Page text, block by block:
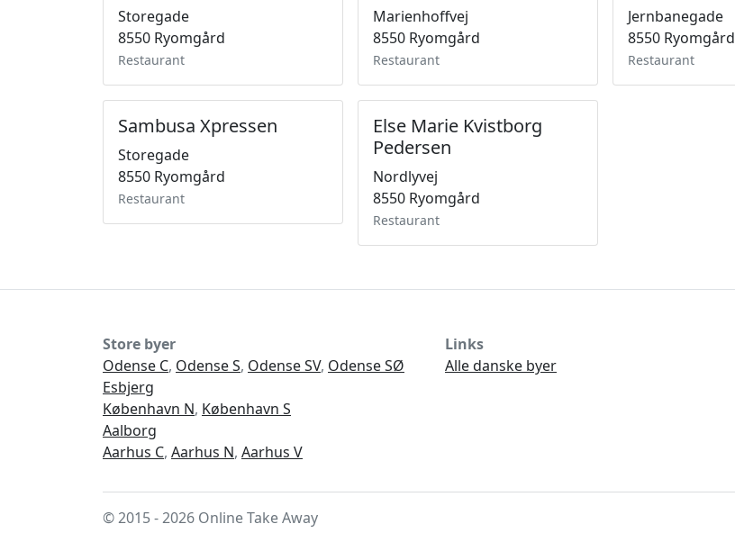
Storegade
8550 Ryomgård
Restaurant
Marienhoffvej
8550 Ryomgård
Restaurant
Jernbanegade
8550 Ryomgård
Restaurant
Sambusa Xpressen
Storegade
8550 Ryomgård
Restaurant
Else Marie Kvistborg
Pedersen
Nordlyvej
8550 Ryomgård
Restaurant
Store byer
Odense C, Odense S, Odense SV, Odense SØ
Esbjerg
København N, København S
Aalborg
Aarhus C, Aarhus N, Aarhus V
Links
Alle danske byer
© 2015 - 2026 Online Take Away